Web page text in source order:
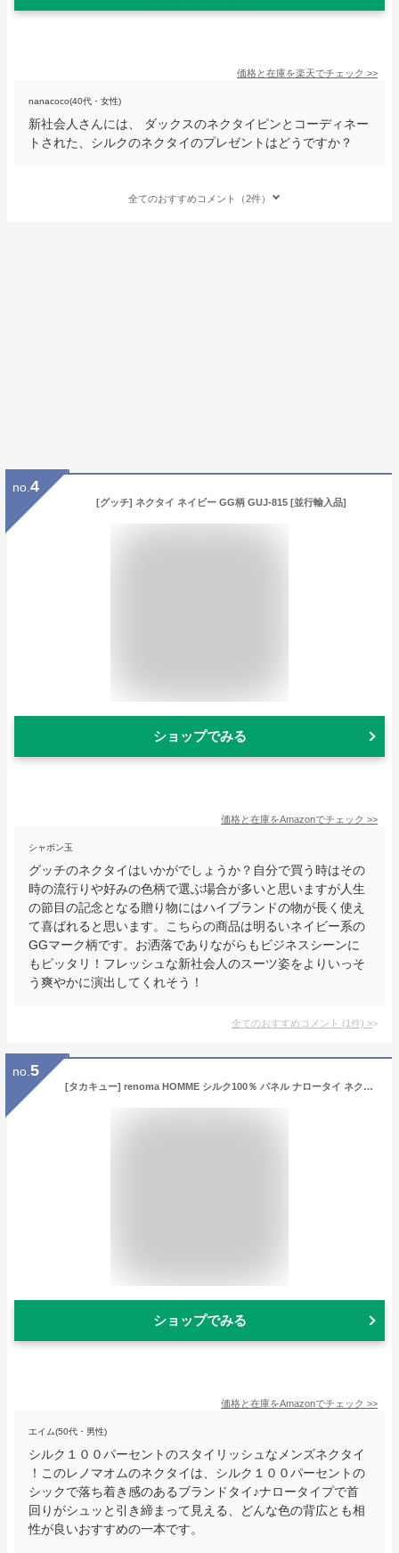
価格と在庫を楽天でチェック >>
nanacoco(40代・女性)
新社会人さんには、 ダックスのネクタイピンとコーディネー
トされた、シルクのネクタイのプレゼントはどうですか？
全てのおすすめコメント（2件）
no. 4
[グッチ] ネクタイ ネイビー GG柄 GUJ-815 [並行輸入品]
ショップでみる
価格と在庫をAmazonでチェック >>
シャボン玉
グッチのネクタイはいかがでしょうか？自分で買う時はその
時の流行りや好みの色柄で選ぶ場合が多いと思いますが人生
の節目の記念となる贈り物にはハイブランドの物が長く使え
て喜ばれると思います。こちらの商品は明るいネイビー系の
GGマーク柄です。お洒落でありながらもビジネスシーンに
もピッタリ！フレッシュな新社会人のスーツ姿をよりいっそ
う爽やかに演出してくれそう！
全てのおすすめコメント (1件) >
no. 5
[タカキュー] renoma HOMME シルク100％ パネル ナロータイ ネクタイ 7.0cm幅 メンズ ビジネス 110304913205233 ワイン 全長 143cm
ショップでみる
価格と在庫をAmazonでチェック >>
エイム(50代・男性)
シルク１００パーセントのスタイリッシュなメンズネクタイ
！このレノマオムのネクタイは、シルク１００パーセントの
シックで落ち着き感のあるブランドタイ♪ナロータイプで首
回りがシュッと引き締まって見える、どんな色の背広とも相
性が良いおすすめの一本です。